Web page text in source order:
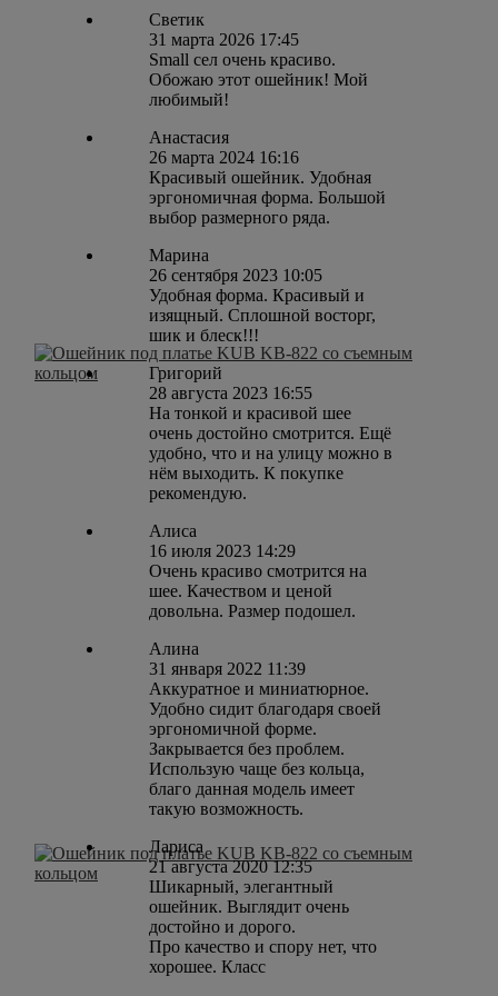
Светик
31 марта 2026 17:45
Small сел очень красиво.
Обожаю этот ошейник! Мой
любимый!
Анастасия
26 марта 2024 16:16
Красивый ошейник. Удобная
эргономичная форма. Большой
выбор размерного ряда.
Марина
26 сентября 2023 10:05
Удобная форма. Красивый и
изящный. Сплошной восторг,
шик и блеск!!!
Григорий
28 августа 2023 16:55
На тонкой и красивой шее
очень достойно смотрится. Ещё
удобно, что и на улицу можно в
нём выходить. К покупке
рекомендую.
Алиса
16 июля 2023 14:29
Очень красиво смотрится на
шее. Качеством и ценой
довольна. Размер подошел.
Алина
31 января 2022 11:39
Аккуратное и миниатюрное.
Удобно сидит благодаря своей
эргономичной форме.
Закрывается без проблем.
Использую чаще без кольца,
благо данная модель имеет
такую возможность.
Лариса
21 августа 2020 12:35
Шикарный, элегантный
ошейник. Выглядит очень
достойно и дорого.
Про качество и спору нет, что
хорошее. Класс